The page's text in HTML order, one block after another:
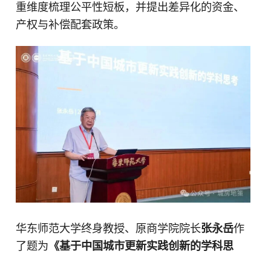
重维度梳理公平性短板，并提出差异化的资金、
产权与补偿配套政策。
华东师范大学终身教授、原商学院院长张永岳作
了题为 《基于中国城市更新实践创新的学科思